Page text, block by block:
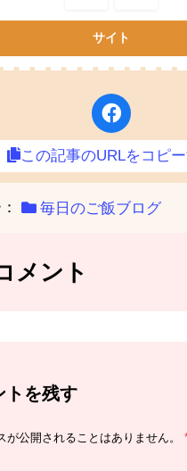
この記事のURLをコピ
毎日のご飯ブログ
メント
トを残す
が公開されることはありません。